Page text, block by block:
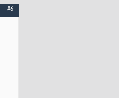
#6